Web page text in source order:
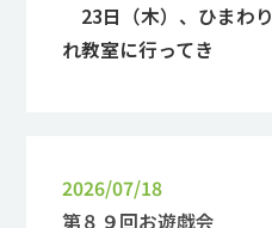
23日（木）、ひまわ
れ教室に行ってき
2026/07/18
第８９回お遊戯会